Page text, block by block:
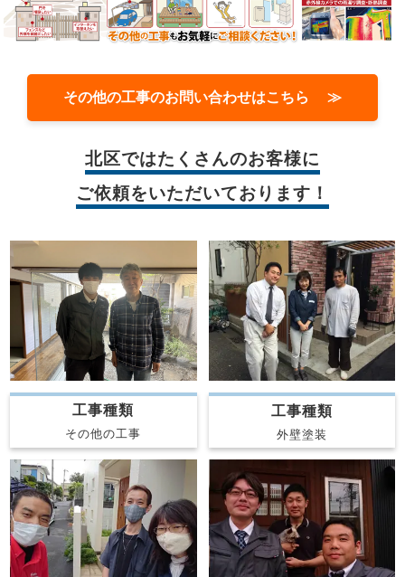
その他の工事のお問い合わせはこちら ≫
北区ではたくさんのお客様に
ご依頼をいただいております！
工事種類
その他の工事
工事種類
外壁塗装